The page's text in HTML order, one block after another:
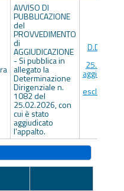
AVVISO DI
PUBBLICAZIONE
del
PROVVEDIMENTO
di
AGGIUDICAZIONE
- Si pubblica in
allegato la
Determinazione
Dirigenziale n.
1082 del
25.02.2026, con
cui è stato
aggiudicato
l’appalto.
D.D. n.